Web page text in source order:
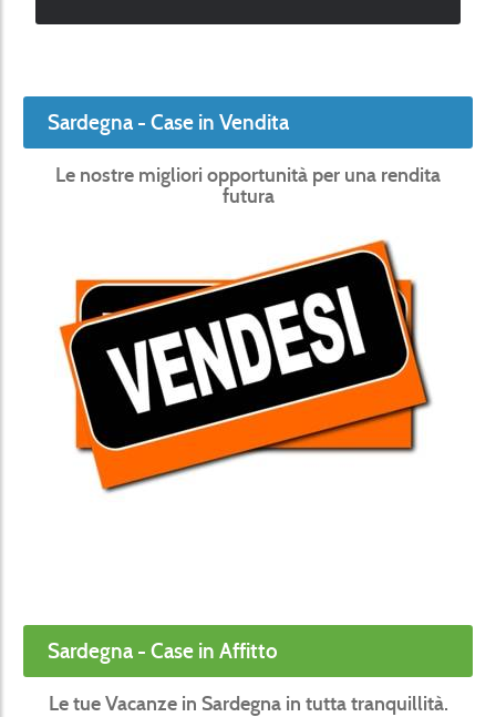
Sardegna - Case in Vendita
Le nostre migliori opportunità per una rendita
futura
Sardegna - Case in Affitto
Le tue Vacanze in Sardegna in tutta tranquillità.